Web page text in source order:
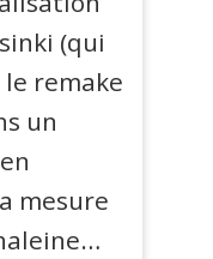
(qui
remake
un
mesure